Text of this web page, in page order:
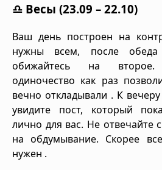
♎ Весы (23.09 – 22.10)
Ваш день построен на
нужны всем, после
обижайтесь на
одиночество как раз
вечно откладывали . К
увидите пост, который
лично для вас. Не отвечайте
на обдумывание. Скорее
нужен .